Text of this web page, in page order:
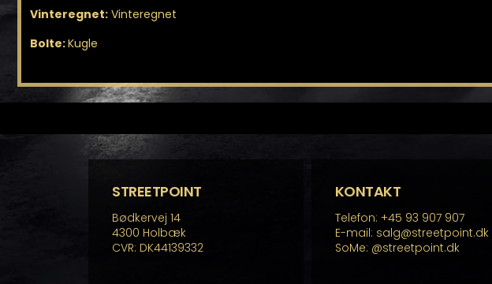
Vinteregnet: Vinteregnet
Bolte:Kugle
STREETPOINT
Bødkervej 14
4300 Holbæk
CVR: DK44139332
KONTAKT
Telefon: +45 93 907 907
E-mail: salg@streetpoint.dk
SoMe: @streetpoint.dk